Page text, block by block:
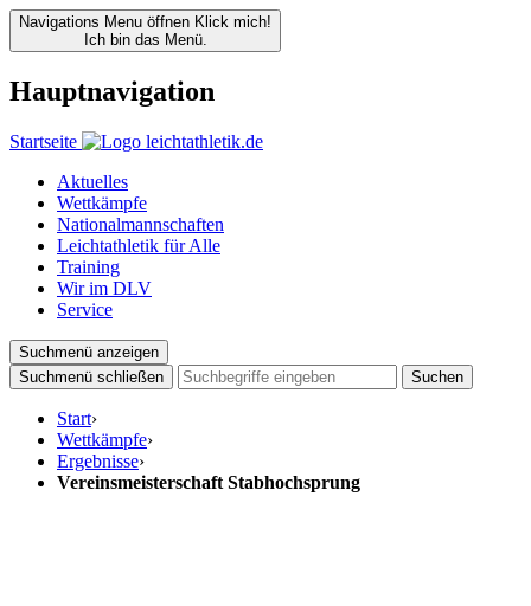
Navigations Menu öffnen Klick mich!
Ich bin das Menü.
Hauptnavigation
Startseite
Aktuelles
Wettkämpfe
Nationalmannschaften
Leichtathletik für Alle
Training
Wir im DLV
Service
Suchmenü anzeigen
Suchmenü schließen
Suchen
Start›
Wettkämpfe›
Ergebnisse›
Vereinsmeisterschaft Stabhochsprung